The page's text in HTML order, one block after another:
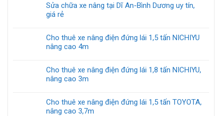
Sửa chữa xe nâng tại Dĩ An-Bình Dương uy tín,
giá rẻ
Cho thuê xe nâng điện đứng lái 1,5 tấn NICHIYU
nâng cao 4m
Cho thuê xe nâng điện đứng lái 1,8 tấn NICHIYU,
nâng cao 3m
Cho thuê xe nâng điện đứng lái 1,5 tấn TOYOTA,
nâng cao 3,7m